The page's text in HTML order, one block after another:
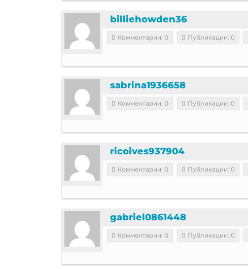
billiehowden36
Комментарии: 0 Публикации: 0
sabrina1936658
Комментарии: 0 Публикации: 0
ricoives937904
Комментарии: 0 Публикации: 0
gabriel0861448
Комментарии: 0 Публикации: 0